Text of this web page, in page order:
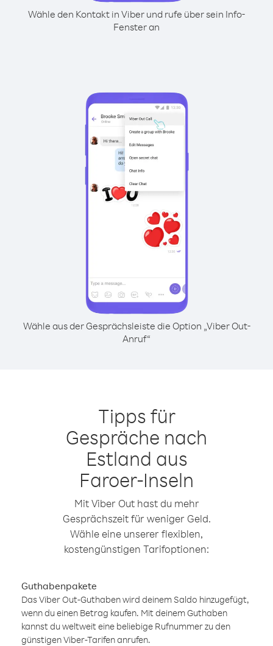
Wähle den Kontakt in Viber und rufe über sein Info-
Fenster an
Wähle aus der Gesprächsleiste die Option „Viber Out-
Anruf“
Tipps für
Gespräche nach
Estland aus
Faroer-Inseln
Mit Viber Out hast du mehr
Gesprächszeit für weniger Geld.
Wähle eine unserer flexiblen,
kostengünstigen Tarifoptionen:
Guthabenpakete
Das Viber Out-Guthaben wird deinem Saldo hinzugefügt,
wenn du einen Betrag kaufen. Mit deinem Guthaben
kannst du weltweit eine beliebige Rufnummer zu den
günstigen Viber-Tarifen anrufen.